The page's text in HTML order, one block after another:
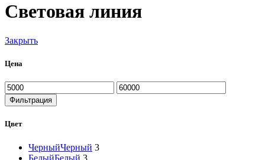
Световая линия
Закрыть
Цена
Минимальная
цена
Максимальная
цена
Фильтрация
Цвет
ЧерныйЧерный 3
БелыйБелый 3